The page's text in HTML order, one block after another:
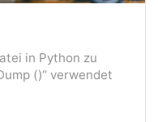
in Python zu
()“ verwendet